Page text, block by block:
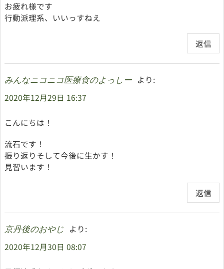
お疲れ様です
行動派理系、いいっすねえ
返信
みんなニコニコ医療食のよっしー
より:
2020年12月29日 16:37
こんにちは！
流石です！
振り返りそして今後に生かす！
見習います！
返信
京丹後のおやじ
より:
2020年12月30日 08:07